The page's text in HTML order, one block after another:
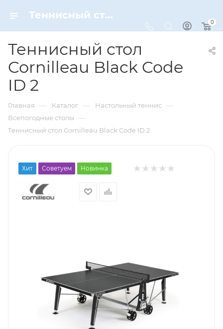
Теннисный стол Cornilleau Black Code ID 2 – купить по цене 149500 руб. в интернет-магазине Dynamic-Sport
0
Теннисный стол
Cornilleau Black Code
ID 2
Главная — Каталог — Настольный теннис —
Всепогодные столы —
Теннисный стол Cornilleau Black Code ID 2
Хит Советуем Новинка